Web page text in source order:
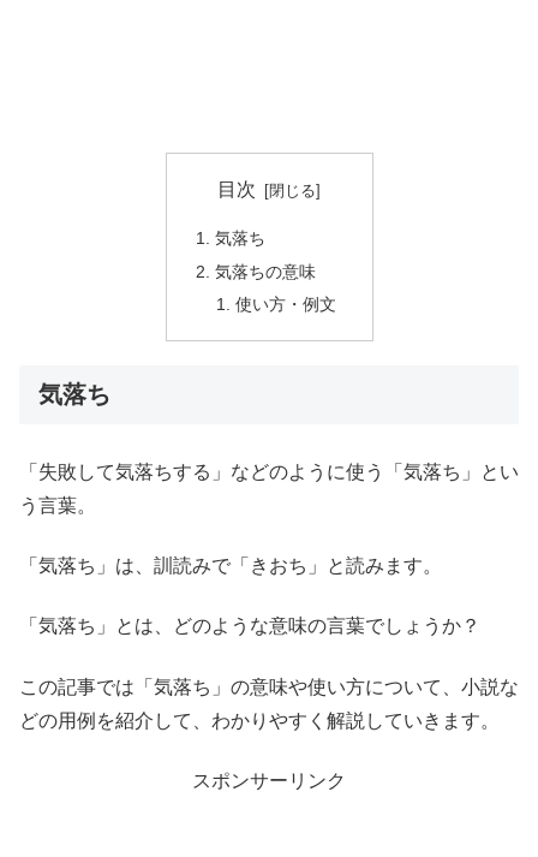
目次
気落ち
気落ちの意味
使い方・例文
気落ち
「失敗して気落ちする」などのように使う「気落ち」とい
う言葉。
「気落ち」は、訓読みで「きおち」と読みます。
「気落ち」とは、どのような意味の言葉でしょうか？
この記事では「気落ち」の意味や使い方について、小説な
どの用例を紹介して、わかりやすく解説していきます。
スポンサーリンク